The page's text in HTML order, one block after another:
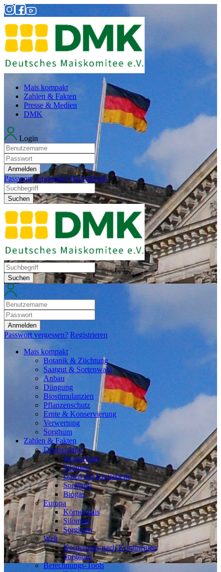
Mais kompakt
Zahlen & Fakten
Presse & Medien
DMK
Login
Anmelden
Passwort vergessen? Registrieren
Suchen
Suchen
Anmelden
Passwort vergessen? Registrieren
Mais kompakt
Botanik & Züchtung
Saatgut & Sortenwahl
Anbau
Düngung
Biostimulanzien
Pflanzenschutz
Ernte & Konservierung
Verwertung
Sorghum
Zahlen & Fakten
Deutschland
Körnermais
Silomais
Daten auf Kreisebene
Sorghum
Biogas
Europa
Körnermais
Silomais
Sorghum
Welt
Körnermais nach Kontinenten
Sorghum
Berechnungs-Tools